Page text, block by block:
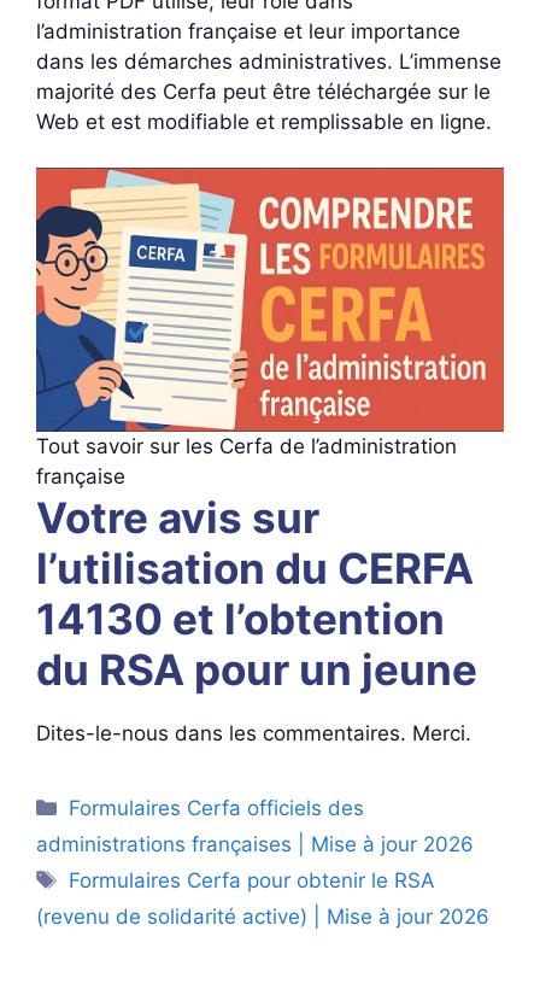
l’administration française et leur importance
dans les démarches administratives. L’immense
majorité des Cerfa peut être téléchargée sur le
Web et est modifiable et remplissable en ligne.
Tout savoir sur les Cerfa de l’administration
française
Votre avis sur
l’utilisation du CERFA
14130 et l’obtention
du RSA pour un jeune
Dites-le-nous dans les commentaires. Merci.
Catégories
Formulaires Cerfa officiels des
administrations françaises | Mise à jour 2026
Étiquettes
Formulaires Cerfa pour obtenir le RSA
(revenu de solidarité active) | Mise à jour 2026